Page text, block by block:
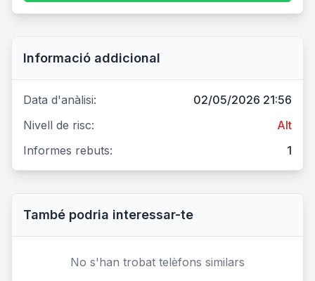
Informació addicional
Data d'anàlisi:
02/05/2026 21:56
Nivell de risc:
Alt
Informes rebuts:
1
També podria interessar-te
No s'han trobat telèfons similars